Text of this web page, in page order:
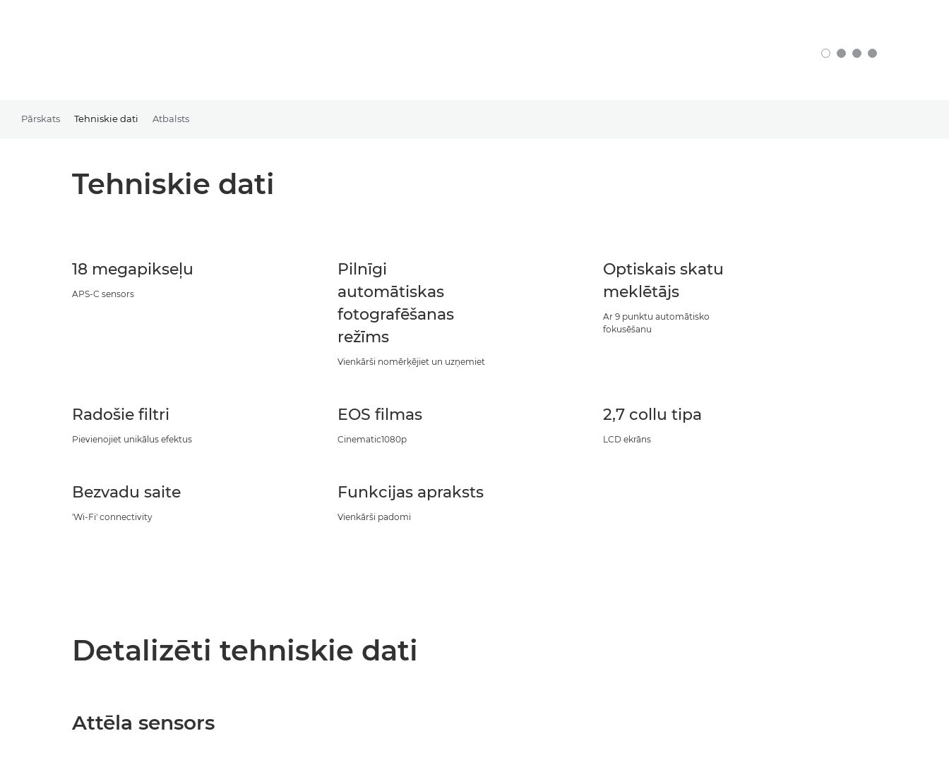
Pārskats Tehniskie dati Atbalsts
Tehniskie dati
18 megapikseļu
APS-C sensors
Pilnīgi
automātiskas
fotografēšanas
režīms
Vienkārši nomērķējiet un uzņemiet
Optiskais skatu
meklētājs
Ar 9 punktu automātisko
fokusēšanu
Radošie filtri
Pievienojiet unikālus efektus
EOS filmas
Cinematic1080p
2,7 collu tipa
LCD ekrāns
Bezvadu saite
'Wi-Fi' connectivity
Funkcijas apraksts
Vienkārši padomi
Detalizēti tehniskie dati
Attēla sensors